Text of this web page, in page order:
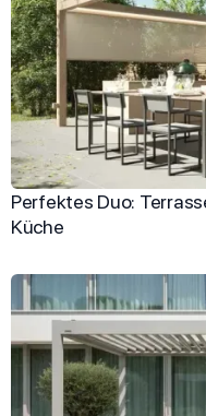
Perfektes Duo:
Küche